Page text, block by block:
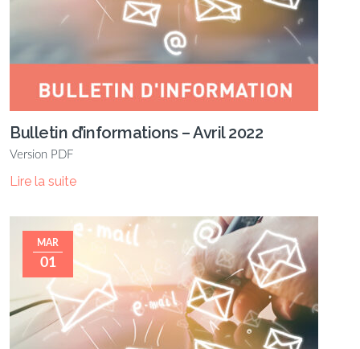
Bulletin d’informations – Avril 2022
Version PDF
Lire la suite
MAR
01